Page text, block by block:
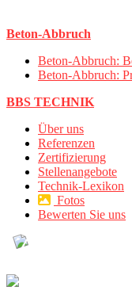
Beton-Abbruch
Beton-Abbruch:
Beton-Abbruch:
BBS TECHNIK
Über uns
Referenzen
Zertifizierung
Stellenangebote
Technik-Lexikon
Fotos
Bewerten Sie uns